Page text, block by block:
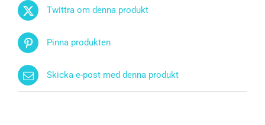
Twittra om denna produkt
Pinna produkten
Skicka e-post med denna produkt